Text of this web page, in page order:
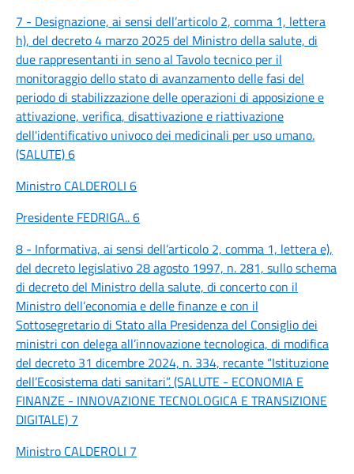
7 - Designazione, ai sensi dell’articolo 2, comma 1, lettera
h), del decreto 4 marzo 2025 del Ministro della salute, di
due rappresentanti in seno al Tavolo tecnico per il
monitoraggio dello stato di avanzamento delle fasi del
periodo di stabilizzazione delle operazioni di apposizione e
attivazione, verifica, disattivazione e riattivazione
dell'identificativo univoco dei medicinali per uso umano.
(SALUTE) 6
Ministro CALDEROLI 6
Presidente FEDRIGA.. 6
8 - Informativa, ai sensi dell’articolo 2, comma 1, lettera e),
del decreto legislativo 28 agosto 1997, n. 281, sullo schema
di decreto del Ministro della salute, di concerto con il
Ministro dell’economia e delle finanze e con il
Sottosegretario di Stato alla Presidenza del Consiglio dei
ministri con delega all’innovazione tecnologica, di modifica
del decreto 31 dicembre 2024, n. 334, recante “Istituzione
dell’Ecosistema dati sanitari”. (SALUTE - ECONOMIA E
FINANZE - INNOVAZIONE TECNOLOGICA E TRANSIZIONE
DIGITALE) 7
Ministro CALDEROLI 7